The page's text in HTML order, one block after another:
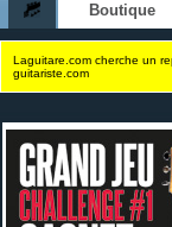
Boutique
Laguitare.com cherche un
guitariste.com